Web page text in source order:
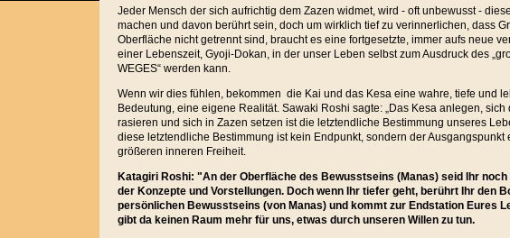
Jeder Mensch der sich aufrichtig dem Zazen widmet, wird - oft unbewusst -
machen und davon berührt sein, doch um wirklich tief zu verinnerlichen, dass
Oberfläche nicht getrennt sind, braucht es eine fortgesetzte, immer aufs neue
einer Lebenszeit, Gyoji-Dokan, in der unser Leben selbst zum Ausdruck des
WEGES“ werden kann.
Wenn wir dies fühlen, bekommen die Kai und das Kesa eine wahre, tiefe und
Bedeutung, eine eigene Realität. Sawaki Roshi sagte: „Das Kesa anlegen, sich
rasieren und sich in Zazen setzen ist die letztendliche Bestimmung unseres
diese letztendliche Bestimmung ist kein Endpunkt, sondern der Ausgangspunkt
größeren inneren Freiheit.
Katagiri Roshi: "An der Oberfläche des Bewusstseins (Manas) seid Ihr noch
der Konzepte und Vorstellungen. Doch wenn Ihr tiefer geht, berührt Ihr den
persönlichen Bewusstseins (von Manas) und kommt zur Endstation Eures
gibt da keinen Raum mehr für uns, etwas durch unseren Willen zu tun.